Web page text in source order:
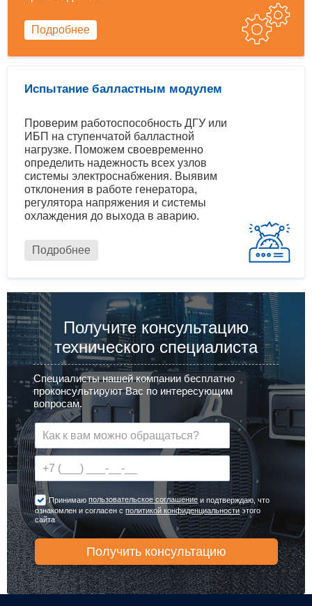
Подробнее
Испытание балластным модулем
Проверим работоспособность ДГУ или
ИБП на ступенчатой балластной
нагрузке. Поможем своевременно
определить надежность всех узлов
системы электроснабжения. Выявим
отклонения в работе генератора,
регулятора напряжения и системы
охлаждения до выхода в аварию.
Подробнее
Получите консультацию
технического специалиста
Специалисты нашей компании бесплатно
проконсультируют Вас по интересующим
вопросам.
Принимаюпользовательское соглашениеи подтверждаю, что
ознакомлен и согласен сполитикой конфиденциальностиэтого
сайта